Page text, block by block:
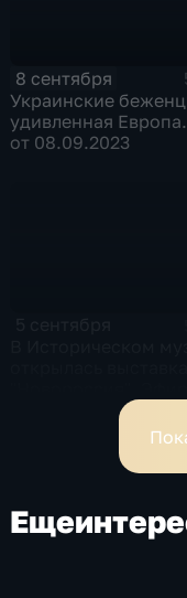
8 сентября
Украинские
удивленная
от 08.09.2023
Еще